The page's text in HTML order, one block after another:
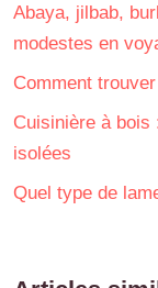
Abaya, jilbab,
modestes en
Comment
Cuisinière à bois
isolées
Quel type de